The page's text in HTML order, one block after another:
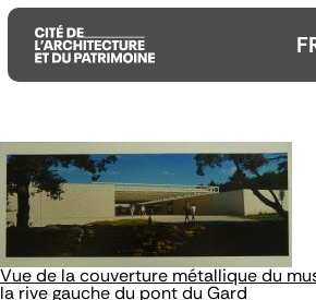
Aller
au
contenu
principal
Aller
au
menu
principal
Aller
la
recherche
Vue de la couverture métallique du
la rive gauche du pont du Gard